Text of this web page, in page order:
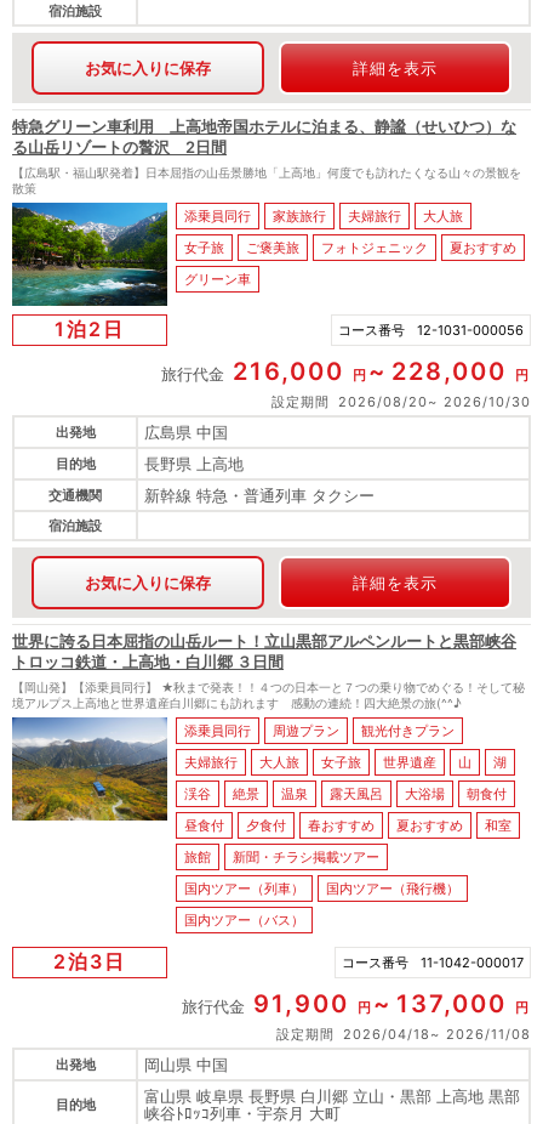
宿泊施設
お気に入りに保存 詳細を表示
特急グリーン車利用 上高地帝国ホテルに泊まる、静謐（せいひつ）な
る山岳リゾートの贅沢 2日間
【広島駅・福山駅発着】日本屈指の山岳景勝地「上高地」何度でも訪れたくなる山々の景観を
散策
添乗員同行 家族旅行 夫婦旅行
大人旅
女子旅
ご褒美旅 フォトジェニック
夏おすすめ
グリーン車
1泊2日 コース番号 12-1031-000056
旅行代金 216,000 円 228,000
円
設定期間
2026/08/20
2026/10/30
出発地
広島県 中国
目的地 長野県 上高地
交通機関 新幹線 特急・普通列車 タクシー
宿泊施設
お気に入りに保存 詳細を表示
世界に誇る日本屈指の山岳ルート！立山黒部アルペンルートと黒部峡谷
トロッコ鉄道・上高地・白川郷 ３日間
【岡山発】【添乗員同行】 ★秋まで発表！！４つの日本一と７つの乗り物でめぐる！そして秘
境アルプス上高地と世界遺産白川郷にも訪れます 感動の連続！四大絶景の旅(^^♪
添乗員同行 周遊プラン
観光付きプラン
夫婦旅行
大人旅 女子旅 世界遺産 山
湖
渓谷
絶景 温泉 露天風呂 大浴場
朝食付
昼食付
夕食付 春おすすめ 夏おすすめ
和室
旅館
新聞・チラシ掲載ツアー
国内ツアー（列車）
国内ツアー（飛行機）
国内ツアー（バス）
2泊3日 コース番号 11-1042-000017
旅行代金 91,900 円 137,000
円
設定期間
2026/04/18
2026/11/08
出発地
岡山県 中国
目的地
富山県 岐阜県 長野県 白川郷 立山・黒部 上高地 黒部
峡谷ﾄﾛｯｺ列車・宇奈月 大町